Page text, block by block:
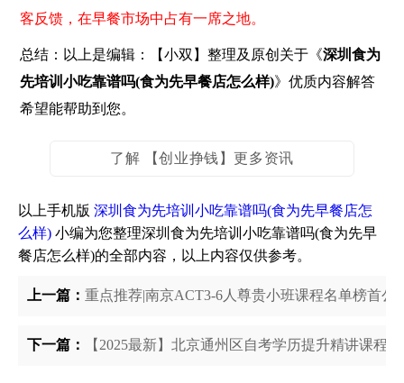
客反馈，在早餐市场中占有一席之地。
总结：以上是编辑：【小双】整理及原创关于《深圳食为
先培训小吃靠谱吗(食为先早餐店怎么样)》优质内容解答
希望能帮助到您。
了解 【创业挣钱】更多资讯
以上手机版 深圳食为先培训小吃靠谱吗(食为先早餐店怎
么样) 小编为您整理深圳食为先培训小吃靠谱吗(食为先早
餐店怎么样)的全部内容，以上内容仅供参考。
上一篇： 重点推荐|南京ACT3-6人尊贵小班课程名单榜首公
下一篇： 【2025最新】北京通州区自考学历提升精讲课程